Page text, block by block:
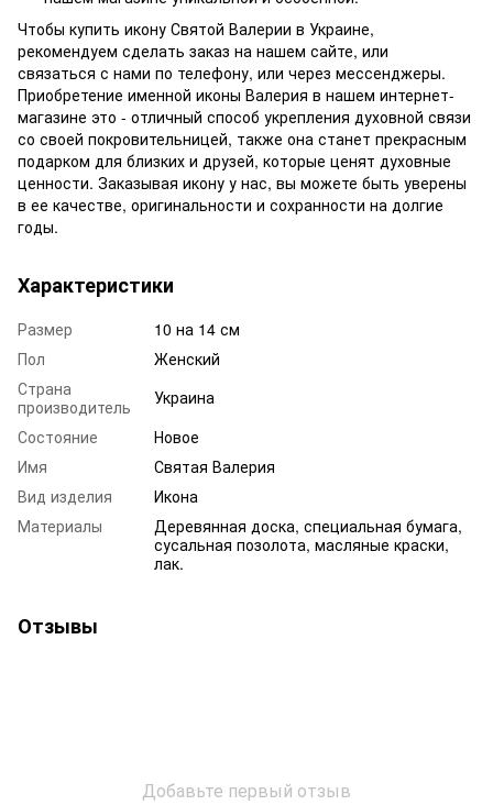
Чтобы купить икону Святой Валерии в Украине,
рекомендуем сделать заказ на нашем сайте, или
связаться с нами по телефону, или через мессенджеры.
Приобретение именной иконы Валерия в нашем интернет-
магазине это - отличный способ укрепления духовной связи
со своей покровительницей, также она станет прекрасным
подарком для близких и друзей, которые ценят духовные
ценности. Заказывая икону у нас, вы можете быть уверены
в ее качестве, оригинальности и сохранности на долгие
годы.
Характеристики
Размер
10 на 14 см
Пол
Женский
Страна
производитель
Украина
Состояние
Новое
Имя
Святая Валерия
Вид изделия
Икона
Материалы
Деревянная доска, специальная бумага,
сусальная позолота, масляные краски,
лак.
Отзывы
Добавьте первый отзыв